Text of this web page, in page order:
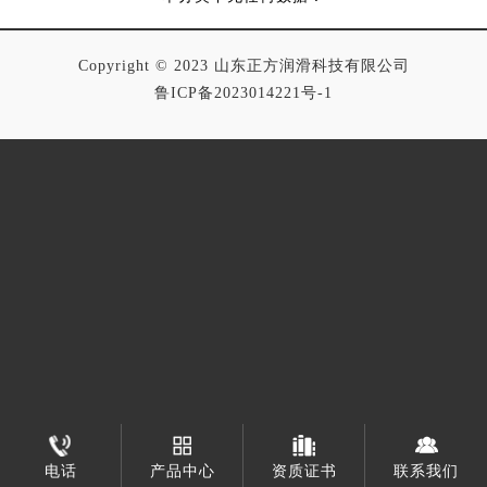
Copyright © 2023 山东正方润滑科技有限公司
鲁ICP备2023014221号-1
电话 产品中心 资质证书 联系我们